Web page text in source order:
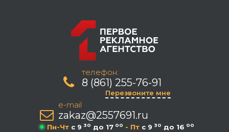
телефон:
8 (861) 255-76-91
Перезвоните мне
e-mail
zakaz@2557691.ru
Пн-Чт c 9 30 до 17 00 - Пт c 9 30 до 16 00